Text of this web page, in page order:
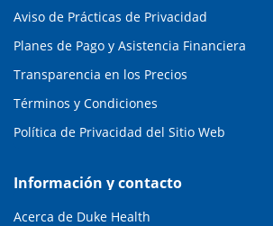
Aviso de Prácticas de Privacidad
Planes de Pago y Asistencia Financiera
Transparencia en los Precios
Términos y Condiciones
Política de Privacidad del Sitio Web
Información y contacto
Acerca de Duke Health